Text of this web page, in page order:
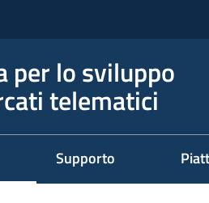
per lo sviluppo
telematici
Supporto